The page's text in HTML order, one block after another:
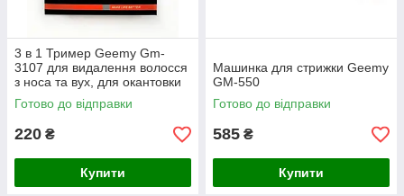
3 в 1 Тример Geemy Gm-
3107 для видалення волосся
з носа та вух, для окантовки
та підстригання брів
Готово до відправки
220 ₴
Купити
Машинка для стрижки Geemy
GM-550
Готово до відправки
585 ₴
Купити